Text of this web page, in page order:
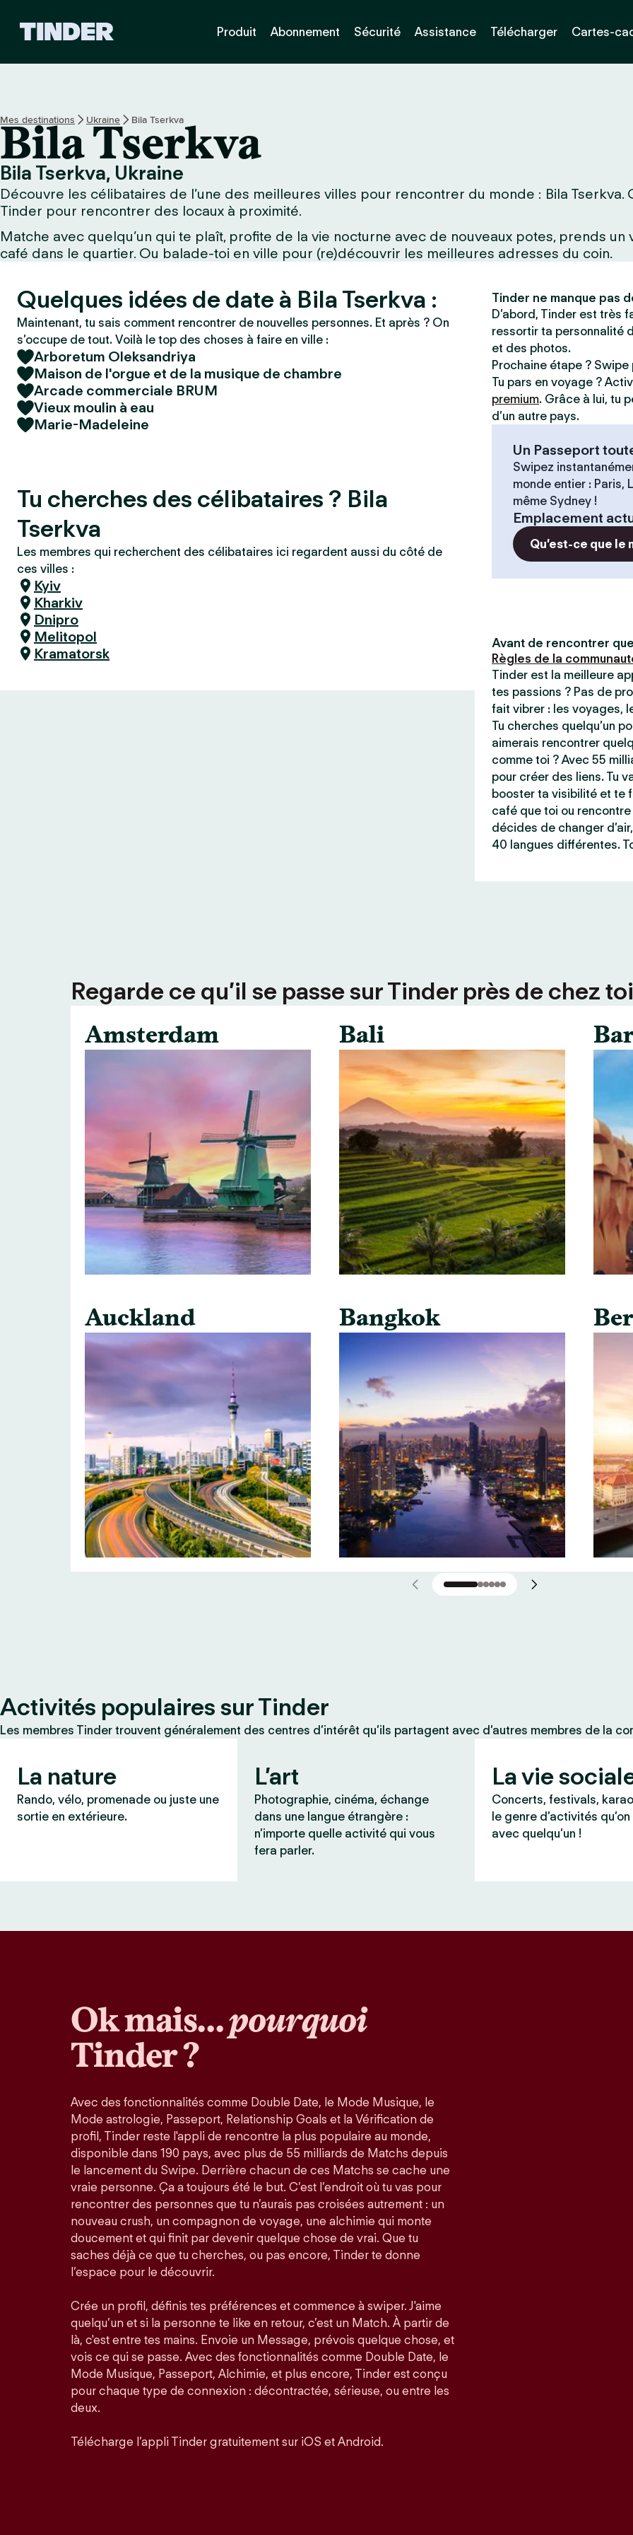
l
T
n
d
e
r
Produit Abonnement Sécurité Assistance Télécharger Cartes-
Mes destinations Ukraine Bila Tserkva
Bila Tserkva
Bila Tserkva, Ukraine
Découvre les célibataires de l’une des meilleures villes pour rencontrer du monde : Bila Tserkva.
Tinder pour rencontrer des locaux à proximité.
Matche avec quelqu’un qui te plaît, profite de la vie nocturne avec de nouveaux potes, prends
café dans le quartier. Ou balade-toi en ville pour (re)découvrir les meilleures adresses du coin.
Quelques idées de date à Bila Tserkva :
Maintenant, tu sais comment rencontrer de nouvelles personnes. Et après ? On
s’occupe de tout. Voilà le top des choses à faire en ville :
Arboretum Oleksandriya
Maison de l'orgue et de la musique de chambre
Arcade commerciale BRUM
Vieux moulin à eau
Marie-Madeleine
Tu cherches des célibataires ? Bila
Tserkva
Les membres qui recherchent des célibataires ici regardent aussi du côté de
ces villes :
Kyiv
Kharkiv
Dnipro
Melitopol
Kramatorsk
Tinder ne manque pas
D’abord, Tinder est très
ressortir ta personnalité
et des photos.
Prochaine étape ?
Tu pars en voyage ?
premium. Grâce à lui, tu
d’un autre pays.
Un Passeport
Swipez
monde entier : Paris,
même Sydney !
Emplacement
Qu’est-ce que le
Avant de rencontrer
Règles de la
Tinder est la meilleure
tes passions ? Pas de
fait vibrer : les voyages,
Tu cherches quelqu’un
aimerais rencontrer
comme toi ? Avec 55
pour créer des liens. Tu
booster ta visibilité et te
café que toi ou
décides de changer
40 langues différentes.
Regarde ce qu’il se passe sur Tinder près de chez
Amsterdam
Auckland
Bali
Bangkok
Activités populaires sur Tinder
Les membres Tinder trouvent généralement des centres d’intérêt qu’ils partagent avec d’autres membres de la
La nature
Rando, vélo, promenade ou juste une
sortie en extérieure.
L’art
Photographie, cinéma, échange
dans une langue étrangère :
n’importe quelle activité qui vous
fera parler.
La vie
Concerts, festivals,
le genre d’activités
avec quelqu’un !
Ok mais…pourquoi
Tinder ?
Avec des fonctionnalités comme Double Date, le Mode Musique, le
Mode astrologie, Passeport, Relationship Goals et la Vérification de
profil, Tinder reste l'appli de rencontre la plus populaire au monde,
disponible dans 190 pays, avec plus de 55 milliards de Matchs depuis
le lancement du Swipe. Derrière chacun de ces Matchs se cache une
vraie personne. Ça a toujours été le but. C’est l’endroit où tu vas pour
rencontrer des personnes que tu n’aurais pas croisées autrement : un
nouveau crush, un compagnon de voyage, une alchimie qui monte
doucement et qui finit par devenir quelque chose de vrai. Que tu
saches déjà ce que tu cherches, ou pas encore, Tinder te donne
l’espace pour le découvrir.
Crée un profil, définis tes préférences et commence à swiper. J'aime
quelqu’un et si la personne te like en retour, c’est un Match. À partir de
là, c'est entre tes mains. Envoie un Message, prévois quelque chose, et
vois ce qui se passe. Avec des fonctionnalités comme Double Date, le
Mode Musique, Passeport, Alchimie, et plus encore, Tinder est conçu
pour chaque type de connexion : décontractée, sérieuse, ou entre les
deux.
Télécharge l’appli Tinder gratuitement sur iOS et Android.